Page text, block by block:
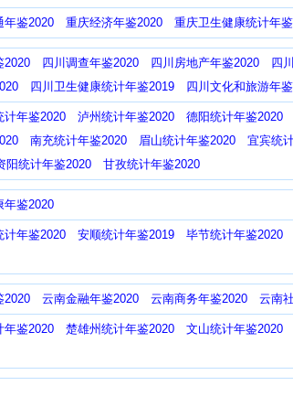
年鉴2020 重庆经济年鉴2020 重庆卫生健康统计年
2020 四川调查年鉴2020 四川房地产年鉴2020 四
四川卫生健康统计年鉴2019 四川文化和旅游年
计年鉴2020 泸州统计年鉴2020 德阳统计年鉴2020
南充统计年鉴2020 眉山统计年鉴2020 宜宾统
阳统计年鉴2020 甘孜统计年鉴2020
年鉴2020
计年鉴2020 安顺统计年鉴2019 毕节统计年鉴2020
2020 云南金融年鉴2020 云南商务年鉴2020 云南
年鉴2020 楚雄州统计年鉴2020 文山统计年鉴2020